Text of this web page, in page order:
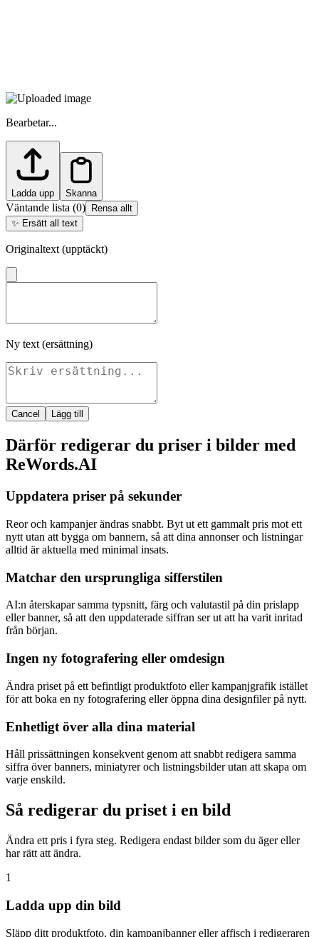
Bearbetar...
Ladda upp Skanna
Väntande lista (0)
Rensa allt
✨ Ersätt all text
Originaltext (upptäckt)
Ny text (ersättning)
Cancel Lägg till
Därför redigerar du priser i bilder med
ReWords.AI
Uppdatera priser på sekunder
Reor och kampanjer ändras snabbt. Byt ut ett gammalt pris mot ett
nytt utan att bygga om bannern, så att dina annonser och listningar
alltid är aktuella med minimal insats.
Matchar den ursprungliga sifferstilen
AI:n återskapar samma typsnitt, färg och valutastil på din prislapp
eller banner, så att den uppdaterade siffran ser ut att ha varit inritad
från början.
Ingen ny fotografering eller omdesign
Ändra priset på ett befintligt produktfoto eller kampanjgrafik istället
för att boka en ny fotografering eller öppna dina designfiler på nytt.
Enhetligt över alla dina material
Håll prissättningen konsekvent genom att snabbt redigera samma
siffra över banners, miniatyrer och listningsbilder utan att skapa om
varje enskild.
Så redigerar du priset i en bild
Ändra ett pris i fyra steg. Redigera endast bilder som du äger eller
har rätt att ändra.
1
Ladda upp din bild
Släpp ditt produktfoto, din kampanjbanner eller affisch i redigeraren